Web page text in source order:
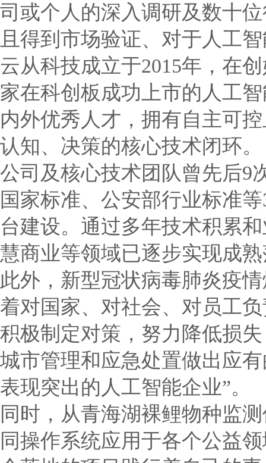
司或个人的深入调研及数十
且得到市场验证、对于人工
云从科技成立于2015年，在
家在科创板成功上市的人工
内外优秀人才，拥有自主可
认知、决策的核心技术闭环。
公司及核心技术团队曾先后9
国家标准、公安部行业标准
台建设。通过多年技术积累
慧商业等领域已逐步实现成
此外，新型冠状病毒肺炎疫
着对国家、对社会、对员工
积极制定对策，努力降低损
城市管理和应急处置做出应
表现突出的人工智能企业”。
同时，从青海湖裸鲤物种监
同操作系统应用于各个公益